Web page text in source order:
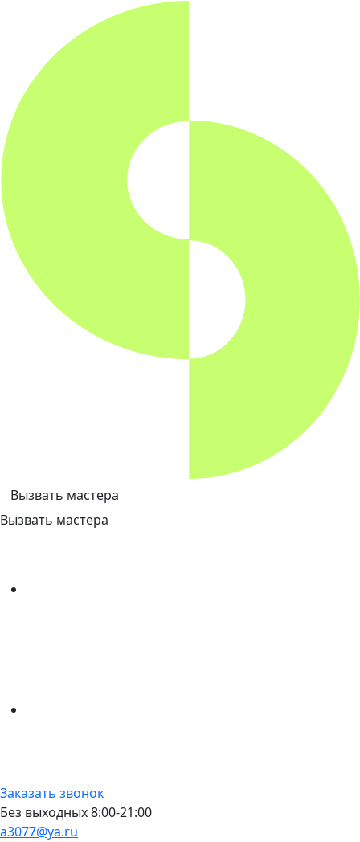
Вызвать мастера
Вызвать мастера
Заказать звонок
Без выходных 8:00-21:00
a3077@ya.ru